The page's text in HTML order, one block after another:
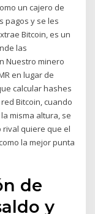
un cajero de
pagos y se les
Bitcoin, es un
las
Nuestro minero
en lugar de
calcular hashes
Bitcoin, cuando
misma altura, se
rival quiere que el
la mejor punta
de
y